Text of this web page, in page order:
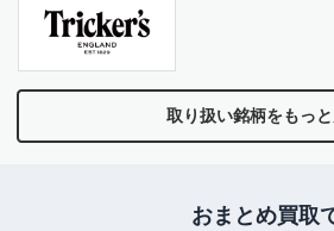
取り扱い銘柄をもっ
おまとめ買取